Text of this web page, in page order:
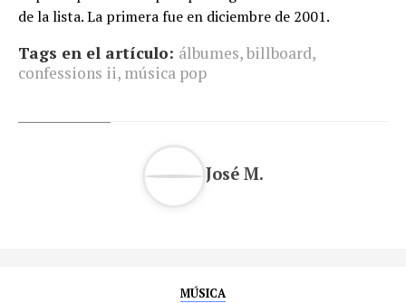
de la lista. La primera fue en diciembre de 2001.
Tags en el artículo: álbumes,billboard,
confessions ii, música pop
José M.
MÚSICA